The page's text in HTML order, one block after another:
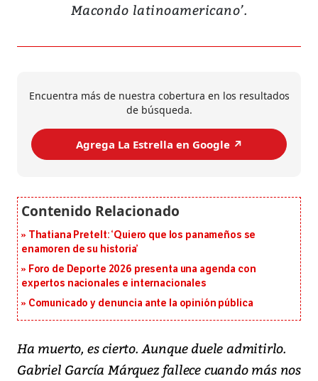
Macondo latinoamericano’.
Encuentra más de nuestra cobertura en los resultados
de búsqueda.
Agrega La Estrella en Google ↗️
Thatiana Pretelt: ‘Quiero que los panameños se
enamoren de su historia’
Foro de Deporte 2026 presenta una agenda con
expertos nacionales e internacionales
Comunicado y denuncia ante la opinión pública
Ha muerto, es cierto. Aunque duele admitirlo.
Gabriel García Márquez fallece cuando más nos